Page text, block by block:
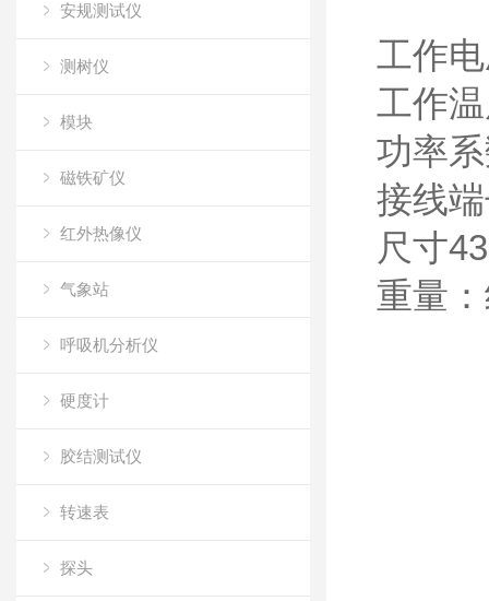
安规测试仪
测树仪
模块
磁铁矿仪
红外热像仪
气象站
呼吸机分析仪
硬度计
胶结测试仪
转速表
探头
工作
工作
功率
接线
尺寸
重量